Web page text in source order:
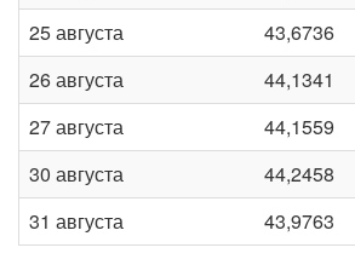
25 августа
43,6736
26 августа
44,1341
27 августа
44,1559
30 августа
44,2458
31 августа
43,9763